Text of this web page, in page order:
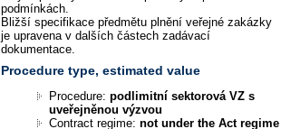
podmínkách.
Bližší specifikace předmětu plnění veřejné zakázky
je upravena v dalších částech zadávací
dokumentace.
Procedure type, estimated value
Procedure:podlimitní sektorová VZ s
uveřejněnou výzvou
Contract regime:not under the Act regime